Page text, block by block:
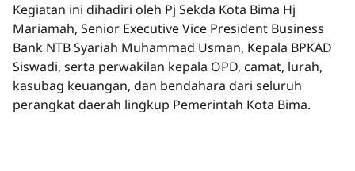
Kegiatan ini dihadiri oleh Pj Sekda Kota Bima Hj
Mariamah, Senior Executive Vice President Business
Bank NTB Syariah Muhammad Usman, Kepala BPKAD
Siswadi, serta perwakilan kepala OPD, camat, lurah,
kasubag keuangan, dan bendahara dari seluruh
perangkat daerah lingkup Pemerintah Kota Bima.